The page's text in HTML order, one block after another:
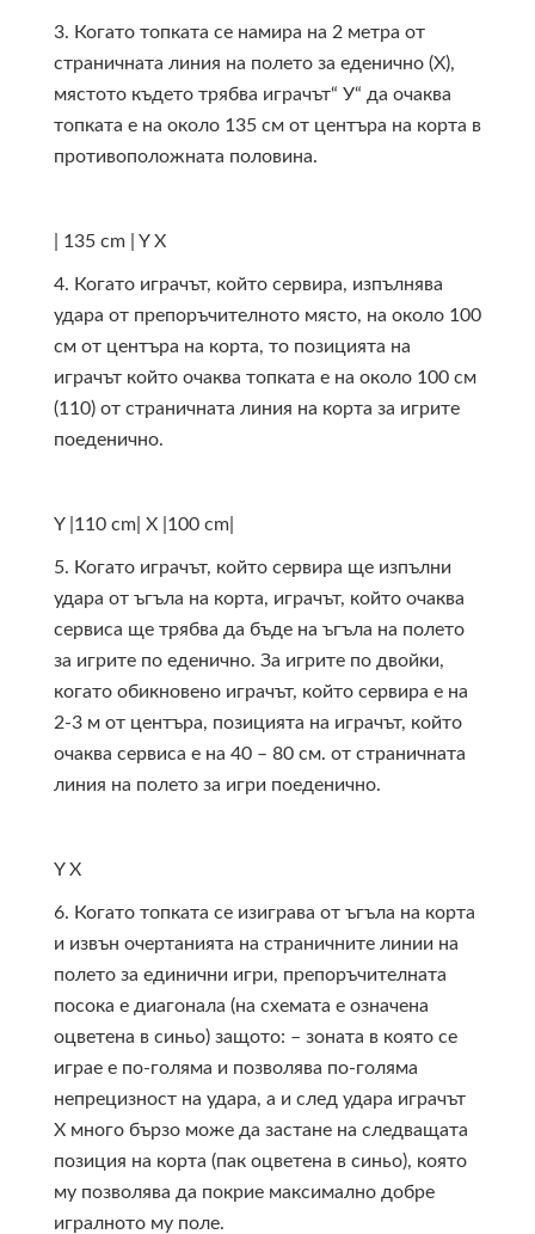
3. Когато топката се намира на 2 метра от
страничната линия на полето за еденично (Х),
мястото където трябва играчът“ У“ да очаква
топката е на около 135 см от центъра на корта в
противоположната половина.
| 135 cm | Y X
4. Когато играчът, който сервира, изпълнява
удара от препоръчителното място, на около 100
см от центъра на корта, то позицията на
играчът който очаква топката е на около 100 см
(110) от страничната линия на корта за игрите
поеденично.
Y |110 cm| X |100 cm|
5. Когато играчът, който сервира ще изпълни
удара от ъгъла на корта, играчът, който очаква
сервиса ще трябва да бъде на ъгъла на полето
за игрите по еденично. За игрите по двойки,
когато обикновено играчът, който сервира е на
2-3 м от центъра, позицията на играчът, който
очаква сервиса е на 40 – 80 см. от страничната
линия на полето за игри поеденично.
Y X
6. Когато топката се изиграва от ъгъла на корта
и извън очертанията на страничните линии на
полето за единични игри, препоръчителната
посока е диагонала (на схемата е означена
оцветена в синьо) защото: – зоната в която се
играе е по-голяма и позволява по-голяма
непрецизност на удара, а и след удара играчът
Х много бързо може да застане на следващата
позиция на корта (пак оцветена в синьо), която
му позволява да покрие максимално добре
игралното му поле.